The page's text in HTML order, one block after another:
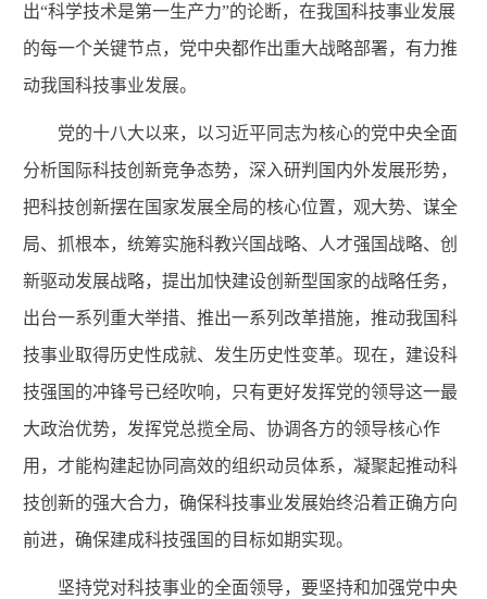
出“科学技术是第一生产力”的论断，在我国科技事业发展
的每一个关键节点，党中央都作出重大战略部署，有力推
动我国科技事业发展。
党的十八大以来，以习近平同志为核心的党中央全面
分析国际科技创新竞争态势，深入研判国内外发展形势，
把科技创新摆在国家发展全局的核心位置，观大势、谋全
局、抓根本，统筹实施科教兴国战略、人才强国战略、创
新驱动发展战略，提出加快建设创新型国家的战略任务，
出台一系列重大举措、推出一系列改革措施，推动我国科
技事业取得历史性成就、发生历史性变革。现在，建设科
技强国的冲锋号已经吹响，只有更好发挥党的领导这一最
大政治优势，发挥党总揽全局、协调各方的领导核心作
用，才能构建起协同高效的组织动员体系，凝聚起推动科
技创新的强大合力，确保科技事业发展始终沿着正确方向
前进，确保建成科技强国的目标如期实现。
坚持党对科技事业的全面领导，要坚持和加强党中央